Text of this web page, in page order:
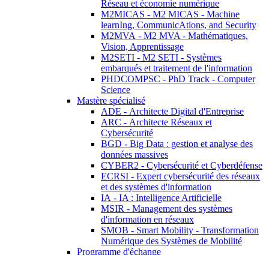
Réseau et économie numérique
M2MICAS - M2 MICAS - Machine
learnIng, CommunicAtions, and Security
M2MVA - M2 MVA - Mathématiques,
Vision, Apprentissage
M2SETI - M2 SETI - Systèmes
embarqués et traitement de l'information
PHDCOMPSC - PhD Track - Computer
Science
Mastère spécialisé
ADE - Architecte Digital d'Entreprise
ARC - Architecte Réseaux et
Cybersécurité
BGD - Big Data : gestion et analyse des
données massives
CYBER2 - Cybersécurité et Cyberdéfense
ECRSI - Expert cybersécurité des réseaux
et des systèmes d'information
IA - IA : Intelligence Artificielle
MSIR - Management des systèmes
d'information en réseaux
SMOB - Smart Mobility - Transformation
Numérique des Systèmes de Mobilité
Programme d'échange